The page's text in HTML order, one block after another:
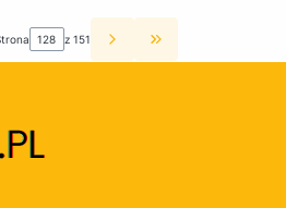
strony z produktami
z 151 Przejdź do